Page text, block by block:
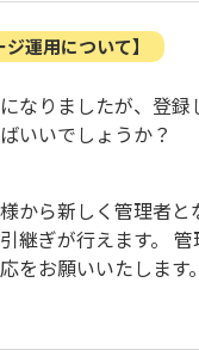
ジ運用について】
なりましたが、登録
いいでしょうか？
から新しく管理者と
継ぎが行えます。
をお願いいたします。